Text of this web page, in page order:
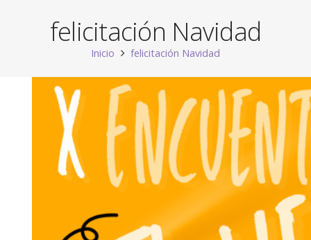
felicitación Navidad
Inicio felicitación Navidad